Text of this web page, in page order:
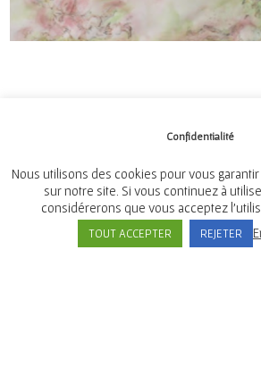
Mairie
Place de l'Église, 29300
Confidentialité
Nous utilisons des cookies pour vous
sur notre site. Si vous continuez à
considérerons que vous acceptez
TOUT ACCEPTER REJETER